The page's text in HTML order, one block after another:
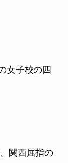
女子校の四
関西屈指の